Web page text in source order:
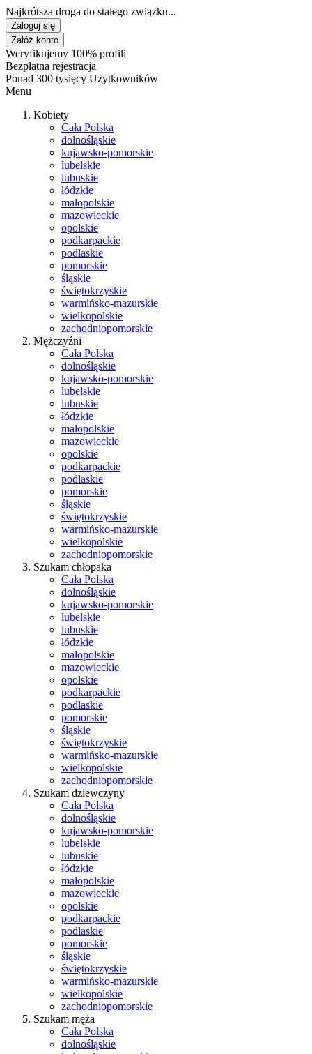
Najkrótsza droga do stałego związku...
Zaloguj się
Załóż konto
Weryfikujemy 100% profili
Bezpłatna rejestracja
Ponad 300 tysięcy Użytkowników
Menu
Kobiety
Cała Polska
dolnośląskie
kujawsko-pomorskie
lubelskie
lubuskie
łódzkie
małopolskie
mazowieckie
opolskie
podkarpackie
podlaskie
pomorskie
śląskie
świętokrzyskie
warmińsko-mazurskie
wielkopolskie
zachodniopomorskie
Mężczyźni
Cała Polska
dolnośląskie
kujawsko-pomorskie
lubelskie
lubuskie
łódzkie
małopolskie
mazowieckie
opolskie
podkarpackie
podlaskie
pomorskie
śląskie
świętokrzyskie
warmińsko-mazurskie
wielkopolskie
zachodniopomorskie
Szukam chłopaka
Cała Polska
dolnośląskie
kujawsko-pomorskie
lubelskie
lubuskie
łódzkie
małopolskie
mazowieckie
opolskie
podkarpackie
podlaskie
pomorskie
śląskie
świętokrzyskie
warmińsko-mazurskie
wielkopolskie
zachodniopomorskie
Szukam dziewczyny
Cała Polska
dolnośląskie
kujawsko-pomorskie
lubelskie
lubuskie
łódzkie
małopolskie
mazowieckie
opolskie
podkarpackie
podlaskie
pomorskie
śląskie
świętokrzyskie
warmińsko-mazurskie
wielkopolskie
zachodniopomorskie
Szukam męża
Cała Polska
dolnośląskie